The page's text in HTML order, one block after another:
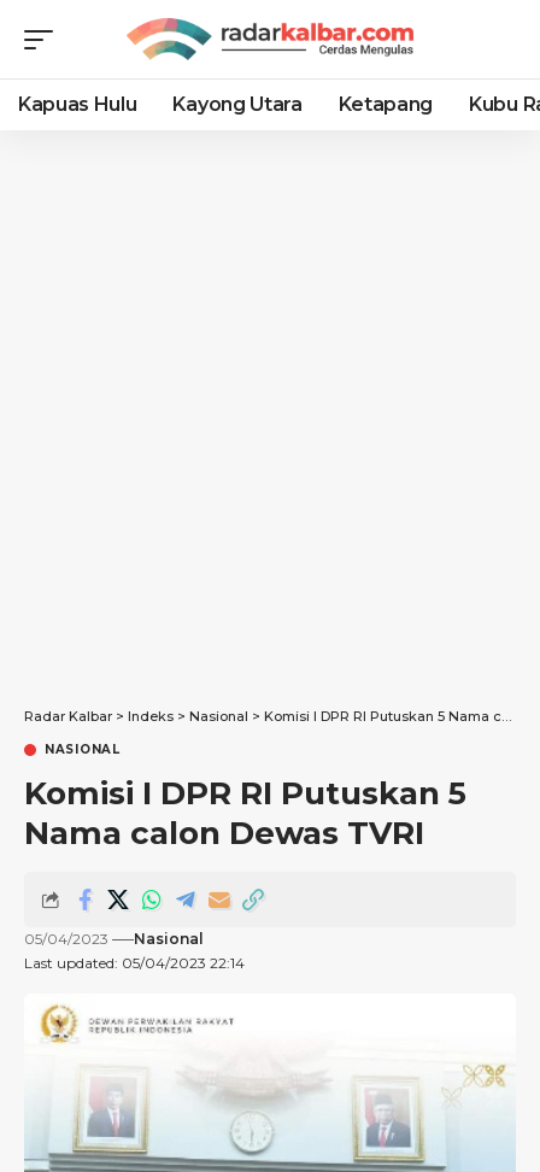
Kapuas Hulu Kayong Utara Ketapang Kubu
Radar Kalbar > Indeks > Nasional > Komisi I DPR RI Putuskan 5 Nama calon Dewas TVRI
NASIONAL
Komisi I DPR RI Putuskan 5
Nama calon Dewas TVRI
Last updated: 05/04/2023 22:14
05/04/2023 Nasional